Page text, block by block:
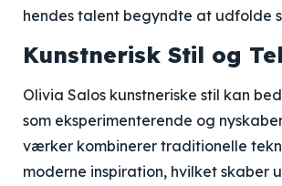
hendes talent begyndte at udfolde
Kunstnerisk Stil og
Olivia Salos kunstneriske stil kan
som eksperimenterende og
værker kombinerer traditionelle
moderne inspiration, hvilket skaber